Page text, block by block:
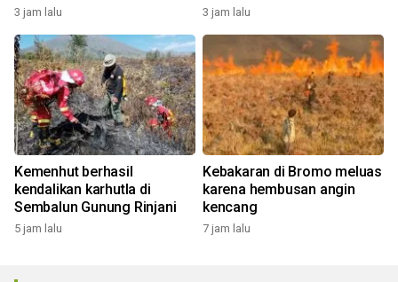
3 jam lalu 3 jam lalu
Kemenhut berhasil
kendalikan karhutla di
Sembalun Gunung Rinjani
5 jam lalu
Kebakaran di Bromo meluas
karena hembusan angin
kencang
7 jam lalu